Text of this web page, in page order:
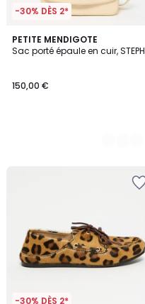
-30% DÈS 2*
PETITE MENDIGOTE
Sac porté épaule en cuir, STEPH
150,00 €
2
Couleurs
-30% DÈS 2*